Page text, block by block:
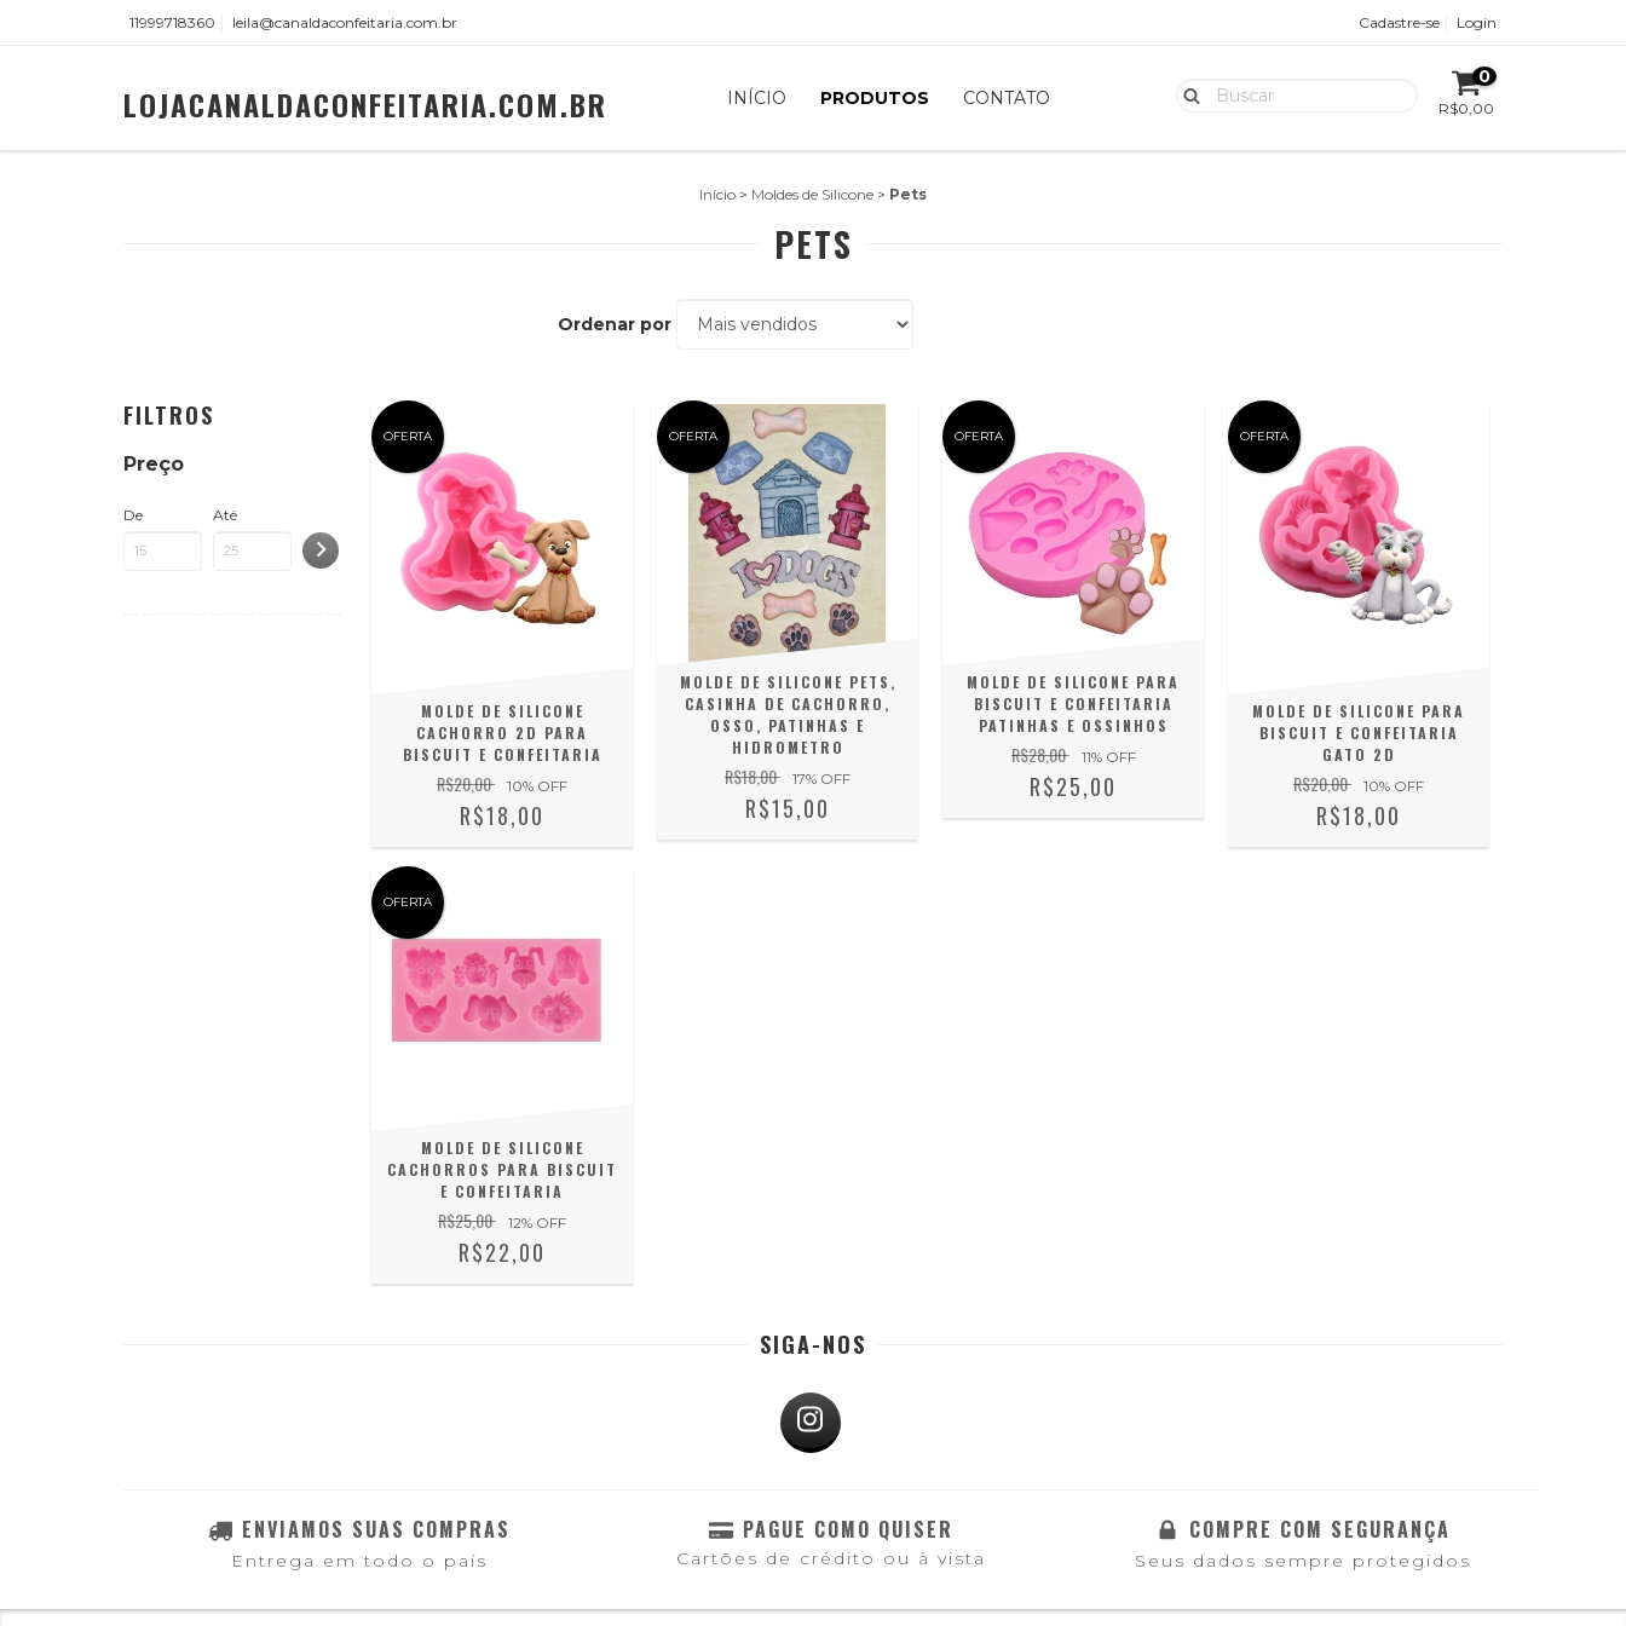
11999718360 leila@canaldaconfeitaria.com.br Cadastre-se Login
LOJACANALDACONFEITARIA.COM.BR INÍCIO PRODUTOS CONTATO
0
R$0,00
Início > Moldes de Silicone > Pets
PETS
Ordenar por
FILTROS
Preço
De Até
OFERTA
MOLDE DE SILICONE
CACHORRO 2D PARA
BISCUIT E CONFEITARIA
R$20,00 10% OFF
R$18,00
OFERTA
MOLDE DE SILICONE PETS,
CASINHA DE CACHORRO,
OSSO, PATINHAS E
HIDROMETRO
R$18,00 17% OFF
R$15,00
OFERTA
MOLDE DE SILICONE PARA
BISCUIT E CONFEITARIA
PATINHAS E OSSINHOS
R$28,00 11% OFF
R$25,00
OFERTA
MOLDE DE SILICONE PARA
BISCUIT E CONFEITARIA
GATO 2D
R$20,00 10% OFF
R$18,00
OFERTA
MOLDE DE SILICONE
CACHORROS PARA BISCUIT
E CONFEITARIA
R$25,00 12% OFF
R$22,00
SIGA-NOS
ENVIAMOS SUAS COMPRAS
Entrega em todo o país
PAGUE COMO QUISER
Cartões de crédito ou à vista
COMPRE COM SEGURANÇA
Seus dados sempre protegidos